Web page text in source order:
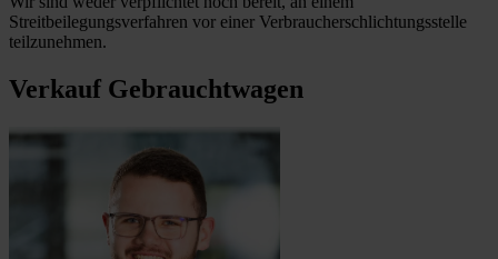
Streitbeilegungsverfahren vor einer Verbraucherschlichtungsstelle
teilzunehmen.
Verkauf Gebrauchtwagen